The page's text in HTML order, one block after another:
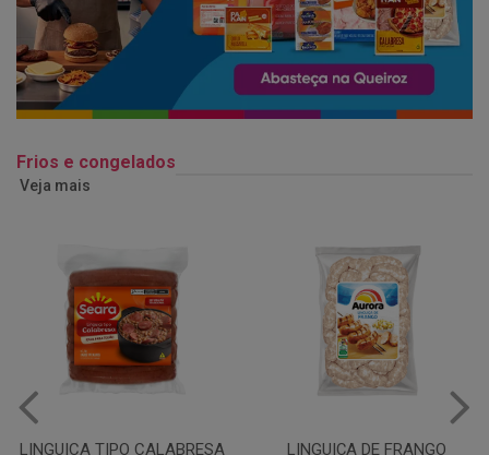
Frios e congelados
Veja mais
LINGUIÇA DE FRANGO QUEIJO MUSSARELA